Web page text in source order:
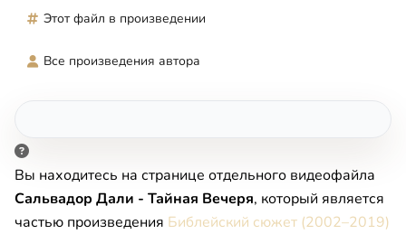
Этот файл в произведении
Все произведения автора
Вы находитесь на странице отдельного видеофайла
Сальвадор Дали - Тайная Вечеря, который является
частью произведения Библейский сюжет (2002–2019)